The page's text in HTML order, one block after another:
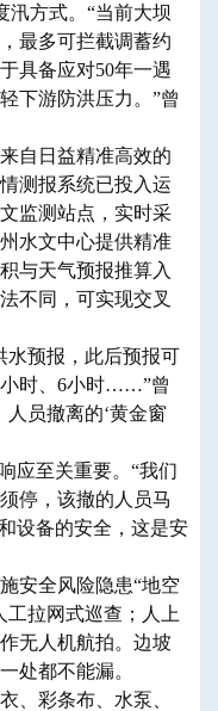
汛方式。“当前大坝
最多可拦截调蓄约
具备应对50年一遇
下游防洪压力。”曾
自日益精准高效的
测报系统已投入运
监测站点，实时采
水文中心提供精准
与天气预报推算入
不同，可实现交叉
预报，此后预报可
小时、6小时……”曾
员撤离的‘黄金窗
至关重要。“我们
停，该撤的人员马
设备的安全，这是安
全风险隐患“地空
拉网式巡查；人上
无人机航拍。边坡
处都不能漏。
彩条布、水泵、